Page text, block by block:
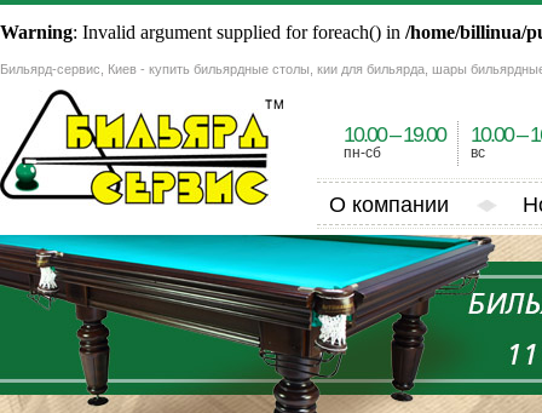
Warning: Invalid argument supplied for foreach() in /home/billinua/
Бильярд-сервис, Киев - купить бильярдные столы, кии для бильярда, шары
10.00 – 19.00
пн-сб
10.00 –
вс
О компании